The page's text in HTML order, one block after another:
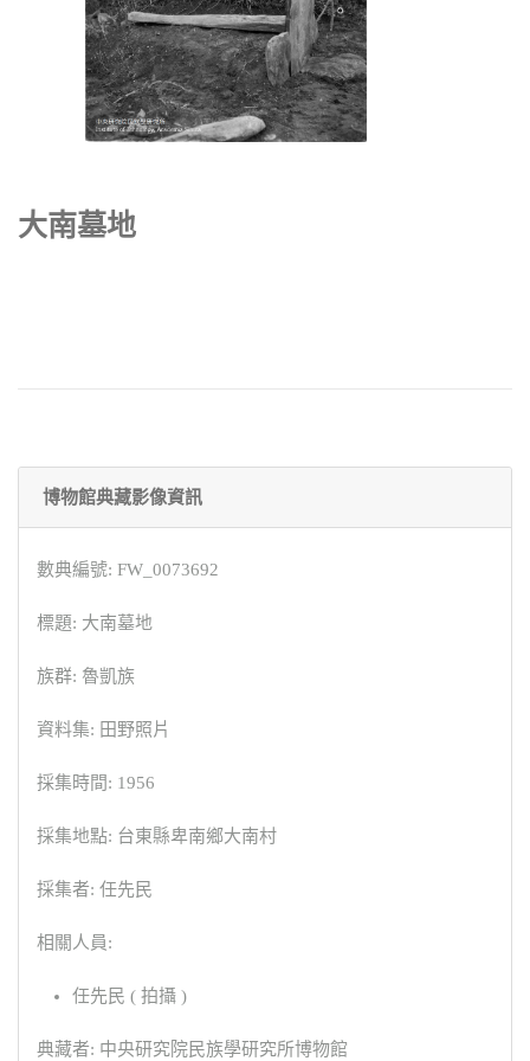
大南墓地
博物館典藏影像資訊
數典編號: FW_0073692
標題: 大南墓地
族群: 魯凱族
資料集: 田野照片
採集時間: 1956
採集地點: 台東縣卑南鄉大南村
採集者: 任先民
相關人員:
任先民 ( 拍攝 )
典藏者: 中央研究院民族學研究所博物館